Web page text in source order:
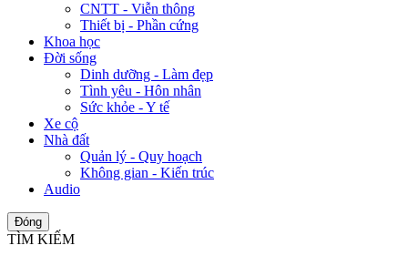
CNTT - Viễn thông
Thiết bị - Phần cứng
Khoa học
Đời sống
Dinh dưỡng - Làm đẹp
Tình yêu - Hôn nhân
Sức khỏe - Y tế
Xe cộ
Nhà đất
Quản lý - Quy hoạch
Không gian - Kiến trúc
Audio
Đóng
TÌM KIẾM